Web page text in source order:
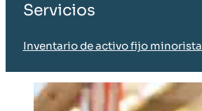
Servicios
Inventario de activo fijo minorista